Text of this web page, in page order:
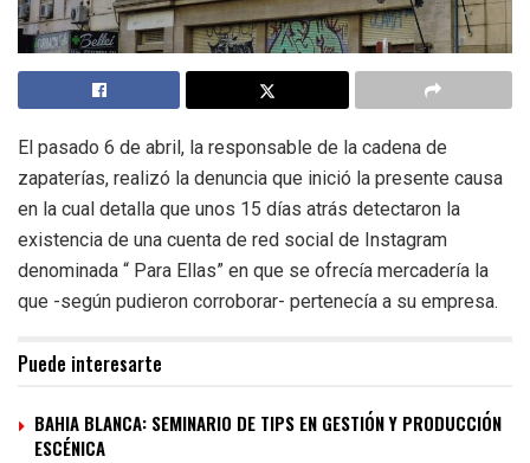
El pasado 6 de abril, la responsable de la cadena de
zapaterías, realizó la denuncia que inició la presente causa
en la cual detalla que unos 15 días atrás detectaron la
existencia de una cuenta de red social de Instagram
denominada “ Para Ellas” en que se ofrecía mercadería la
que -según pudieron corroborar- pertenecía a su empresa.
Puede interesarte
BAHIA BLANCA: SEMINARIO DE TIPS EN GESTIÓN Y PRODUCCIÓN
ESCÉNICA